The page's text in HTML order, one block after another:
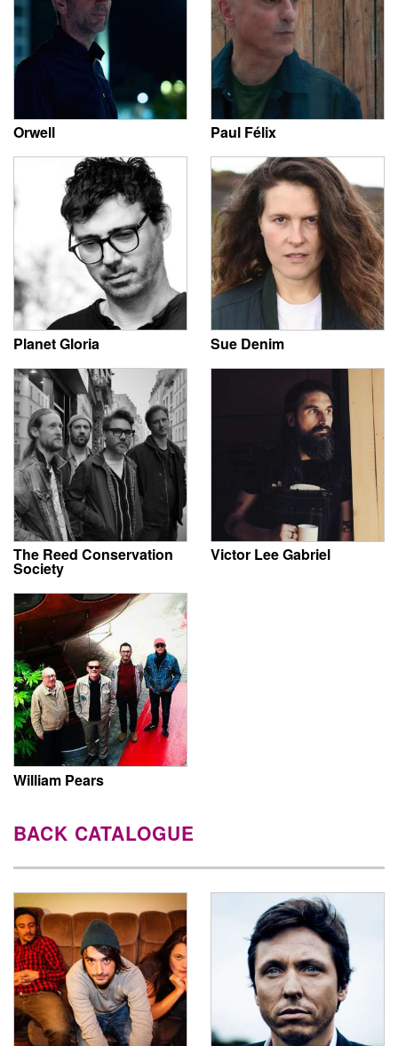
Orwell Paul Félix
Planet Gloria Sue Denim
The Reed Conservation
Society
Victor Lee Gabriel
William Pears
BACK CATALOGUE